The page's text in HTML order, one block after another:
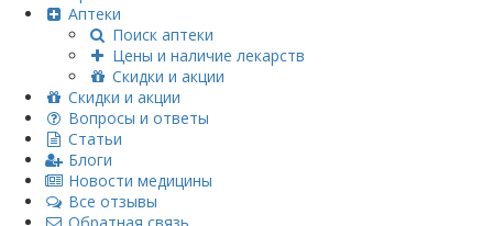
Аптеки
Поиск аптеки
Цены и наличие лекарств
Скидки и акции
Скидки и акции
Вопросы и ответы
Статьи
Блоги
Новости медицины
Все отзывы
Обратная связь